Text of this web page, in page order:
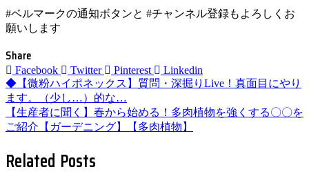
#ベルマークの通知ボタンと #チャンネル登録もよろしくお
願いします
Share
Facebook Twitter Pinterest Linkedin
投
稿
ビ
◆【微粉ハイポネックス】質問・深掘りLive！真面目にやり
ます。（少し…）的な…
【生産者に聞く】春から始める！多肉植物を強くする〇〇を
ご紹介【ガーデニング】【多肉植物】
Related Posts